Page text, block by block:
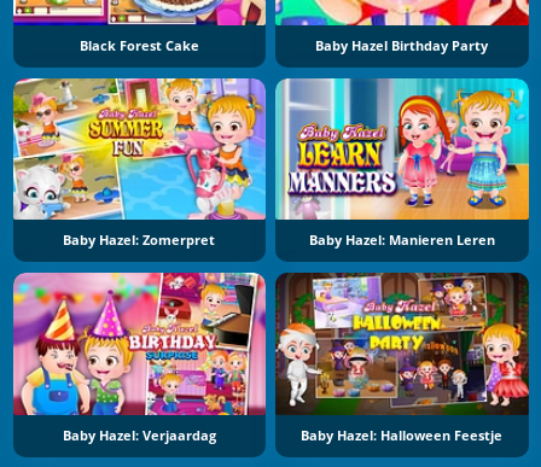
Black Forest Cake Baby Hazel Birthday Party
Baby Hazel: Zomerpret Baby Hazel: Manieren Leren
Baby Hazel: Verjaardag Baby Hazel: Halloween Feestje